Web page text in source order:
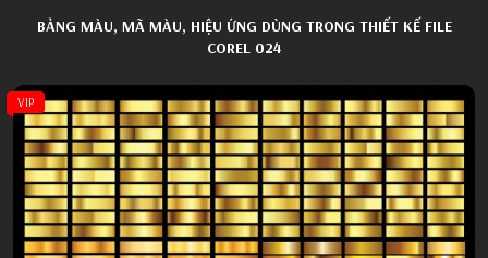
BẢNG MÀU, MÃ MÀU, HIỆU ỨNG DÙNG TRONG THIẾT KẾ FILE
COREL 024
VIP